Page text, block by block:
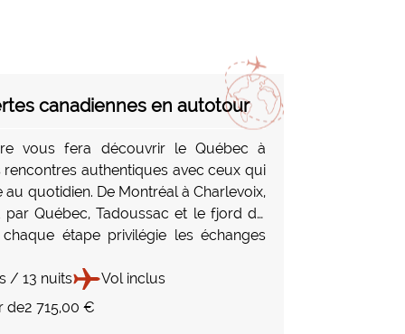
canadiennes en autotour
vous fera découvrir le Québec à
rencontres authentiques avec ceux qui
au quotidien. De Montréal à Charlevoix,
par Québec, Tadoussac et le fjord du
chaque étape privilégie les échanges
et des hôtes chaleureux. Les
culturelles à Wendake et Mashteuiatsh
des moments forts de partage avec
/ 13 nuits
Vol inclus
de2 715,00 €